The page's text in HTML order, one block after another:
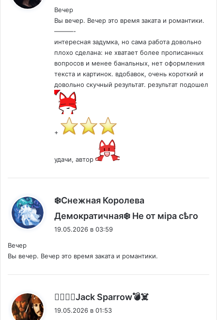
Вечер
Вы вечер. Вечер это время заката и романтики.
———-
интересная задумка, но сама работа довольно
плохо сделана: не хватает более прописанных
вопросов и менее банальных, нет оформления
текста и картинок. вдобавок, очень короткий и
довольно скучный результат. результат подошел
+
удачи, автор
❄️Снежная Королева
Демократичная❄️ Не от мiра сѣго
19.05.2026 в 03:59
Вечер
Вы вечер. Вечер это время заката и романтики.
🏴‍☠️🏴‍☠️Jack Sparrow💣☠️
19.05.2026 в 01:53